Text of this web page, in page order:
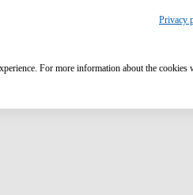
Privacy
For more information about the cookies